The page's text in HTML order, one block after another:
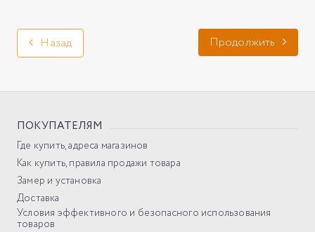
Назад Продолжить
ПОКУПАТЕЛЯМ
Где купить, адреса магазинов
Как купить, правила продажи товара
Замер и установка
Доставка
Условия эффективного и безопасного использования
товаров